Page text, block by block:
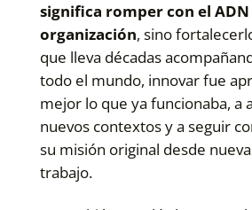
significa romper con el ADN
organización, sino
que lleva décadas
todo el mundo, innovar fue
mejor lo que ya funcionaba, a
nuevos contextos y a seguir
su misión original desde
trabajo.